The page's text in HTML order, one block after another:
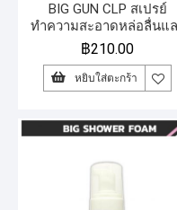
BIG GUN CLP สเปรย์
ทำความสะอาดหล่อลื่นแ
ปกป้องอาวุธปืน
฿210.00
หยิบใส่ตะกร้า